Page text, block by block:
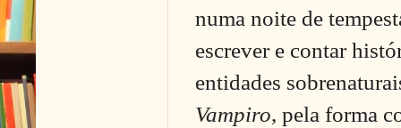
numa noite de
escrever e contar
entidades
Vampiro, pela forma